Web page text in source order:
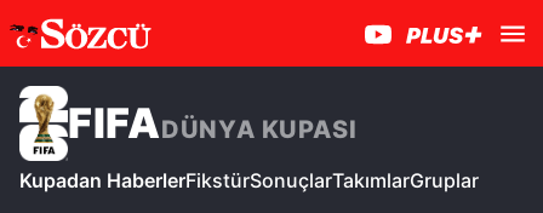
FIFADÜNYA KUPASI
Kupadan HaberlerFikstürSonuçlarTakımlarGruplar